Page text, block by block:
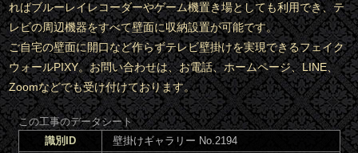
ればブルーレイレコーダーやゲーム機置き場としても利用でき、テ
レビの周辺機器をすべて壁面に収納設置が可能です。
ご自宅の壁面に開口など作らずテレビ壁掛けを実現できるフェイク
ウォールPIXY。お問い合わせは、お電話、ホームページ、LINE、
Zoomなどでも受け付けております。
この工事のデータシート
識別ID
壁掛けギャラリー No.2194